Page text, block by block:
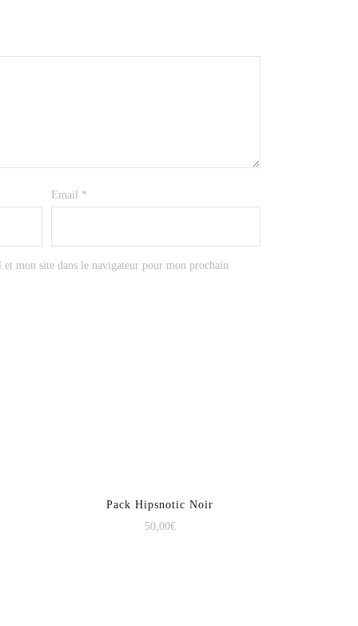
Email *
mon site dans le navigateur pour mon prochain
Pack Hipsnotic Noir
50,00€